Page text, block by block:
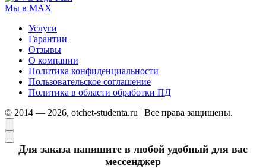
Мы в MAX
Услуги
Гарантии
Отзывы
О компании
Политика конфиденциальности
Пользовательское соглашение
Политика в области обработки ПД
© 2014 — 2026, otchet-studenta.ru | Все права защищены.
Для заказа напишите в любой удобный для вас
мессенджер